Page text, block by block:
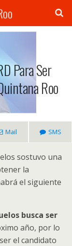
Para Ser
Roo
Mail SMS
sostuvo una
la
el siguiente
busca ser
año, por lo
el candidato